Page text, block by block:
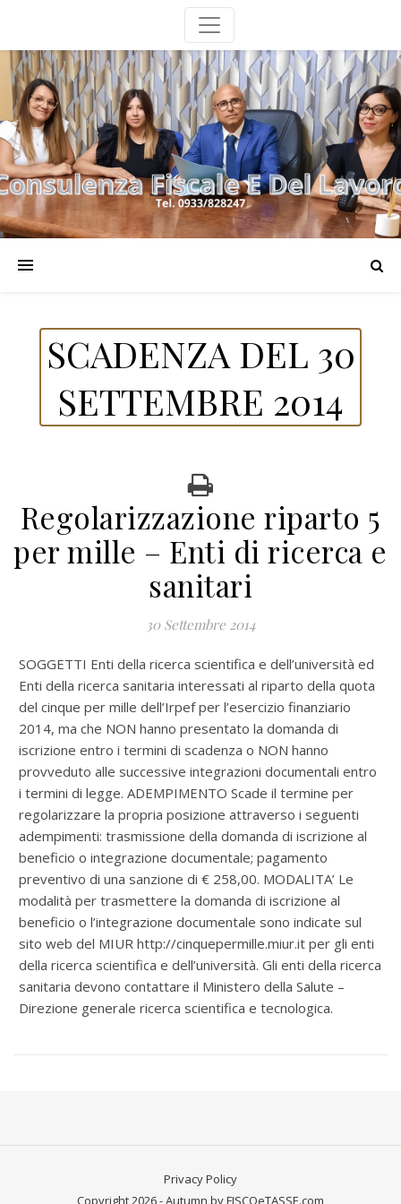
SCADENZA DEL 30
SETTEMBRE 2014
Regolarizzazione riparto 5
per mille – Enti di ricerca e
sanitari
30 Settembre 2014
SOGGETTI Enti della ricerca scientifica e dell’università ed
Enti della ricerca sanitaria interessati al riparto della quota
del cinque per mille dell’Irpef per l’esercizio finanziario
2014, ma che NON hanno presentato la domanda di
iscrizione entro i termini di scadenza o NON hanno
provveduto alle successive integrazioni documentali entro
i termini di legge. ADEMPIMENTO Scade il termine per
regolarizzare la propria posizione attraverso i seguenti
adempimenti: trasmissione della domanda di iscrizione al
beneficio o integrazione documentale; pagamento
preventivo di una sanzione di € 258,00. MODALITA’ Le
modalità per trasmettere la domanda di iscrizione al
beneficio o l’integrazione documentale sono indicate sul
sito web del MIUR http://cinquepermille.miur.it per gli enti
della ricerca scientifica e dell’università. Gli enti della ricerca
sanitaria devono contattare il Ministero della Salute –
Direzione generale ricerca scientifica e tecnologica.
Privacy Policy
Copyright 2026 - Autumn by FISCOeTASSE.com